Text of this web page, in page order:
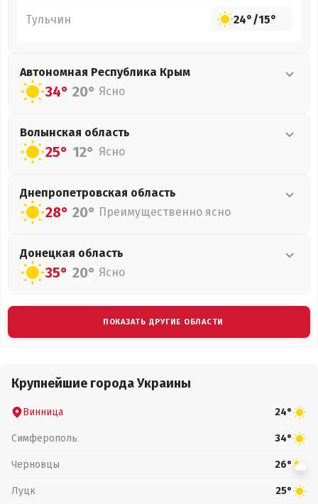
Тульчин 24°/15°
Автономная Республика Крым
34° 20° Ясно
Волынская область
25° 12° Ясно
Днепропетровская область
28° 20° Преимущественно ясно
Донецкая область
35° 20° Ясно
ПОКАЗАТЬ ДРУГИЕ ОБЛАСТИ
Крупнейшие города Украины
Винница 24°
Симферополь 34°
Черновцы 26°
Луцк 25°